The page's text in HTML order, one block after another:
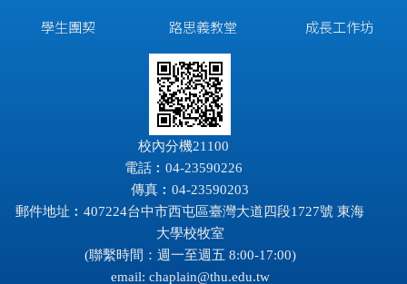
學生團契 路思義教堂 成長工作坊
校內分機21100
電話︰04-23590226
傳真︰04-23590203
郵件地址︰407224台中市西屯區臺灣大道四段1727號 東海
大學校牧室
(聯繫時間：週一至週五 8:00-17:00)
email: chaplain@thu.edu.tw